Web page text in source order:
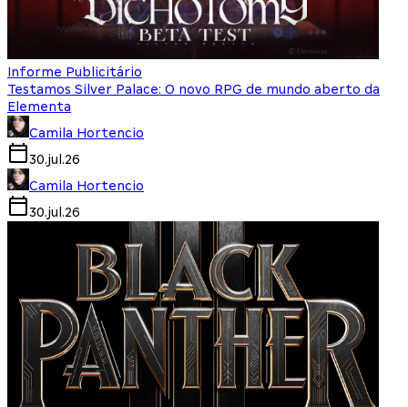
Informe Publicitário
Testamos Silver Palace: O novo RPG de mundo aberto da
Elementa
Camila Hortencio
30.jul.26
Camila Hortencio
30.jul.26